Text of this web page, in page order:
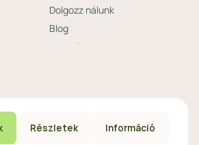
Dolgozz nálunk
Blog
Friss hírek
eszközökön
Részletek Információ